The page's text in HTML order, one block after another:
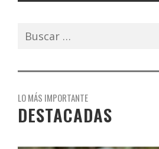
Buscar:
LO MÁS IMPORTANTE
DESTACADAS